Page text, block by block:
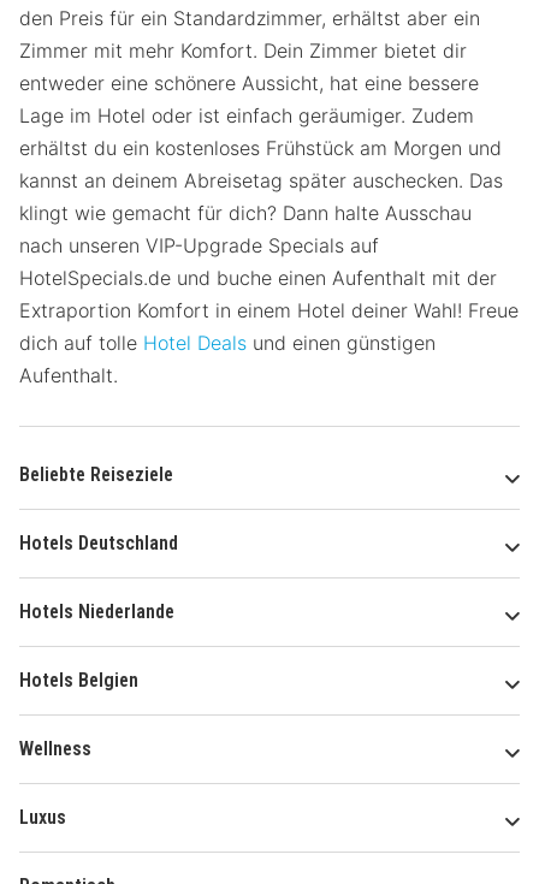
den Preis für ein Standardzimmer, erhältst aber ein
Zimmer mit mehr Komfort. Dein Zimmer bietet dir
entweder eine schönere Aussicht, hat eine bessere
Lage im Hotel oder ist einfach geräumiger. Zudem
erhältst du ein kostenloses Frühstück am Morgen und
kannst an deinem Abreisetag später auschecken. Das
klingt wie gemacht für dich? Dann halte Ausschau
nach unseren VIP-Upgrade Specials auf
HotelSpecials.de und buche einen Aufenthalt mit der
Extraportion Komfort in einem Hotel deiner Wahl! Freue
dich auf tolle Hotel Deals und einen günstigen
Aufenthalt.
Beliebte Reiseziele
Hotels Deutschland
Hotels Niederlande
Hotels Belgien
Wellness
Luxus